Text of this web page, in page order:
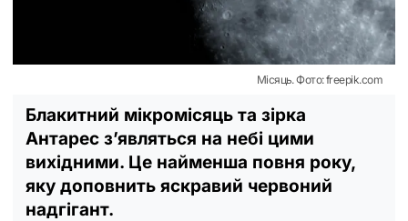
Місяць. Фото: freepik.com
Блакитний мікромісяць та зірка
Антарес з’являться на небі цими
вихідними. Це найменша повня року,
яку доповнить яскравий червоний
надгігант.